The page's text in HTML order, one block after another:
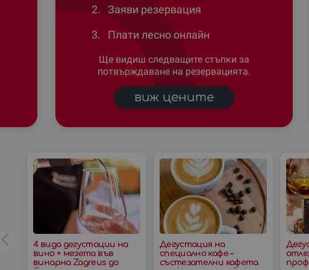
2.
Заяви резервация
3.
Плати лесно онлайн
Ще видиш следващите стъпки за
потвърждаване на резервацията.
виж цените
4 вида дегустации на
вино + мезета във
винарна Zagreus до
Дегустация на
специално кафе –
състезателни кафета